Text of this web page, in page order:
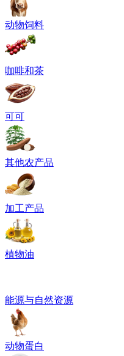
动物饲料
咖啡和茶
可可
其他农产品
加工产品
植物油
能源与自然资源
动物蛋白